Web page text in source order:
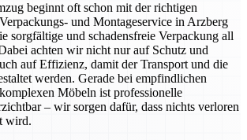
beginnt oft schon mit der richtigen
und Montageservice in Arzberg
sorgfältige und schadensfreie Verpackung all
achten wir nicht nur auf Schutz und
auf Effizienz, damit der Transport und die
werden. Gerade bei empfindlichen
Möbeln ist professionelle
– wir sorgen dafür, dass nichts verloren
wird.